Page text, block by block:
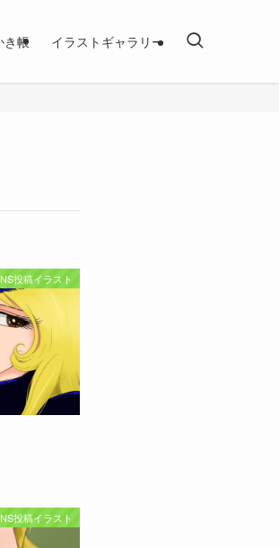
き帳 イラストギャラリー
投稿イラスト
投稿イラスト